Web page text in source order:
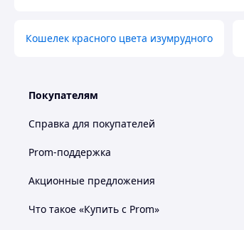
Кошелек красного цвета изумрудного
Покупателям
Справка для покупателей
Prom-поддержка
Акционные предложения
Что такое «Купить с Prom»